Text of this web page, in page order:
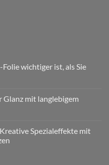
wichtiger ist, als Sie
mit langlebigem
Spezialeffekte mit